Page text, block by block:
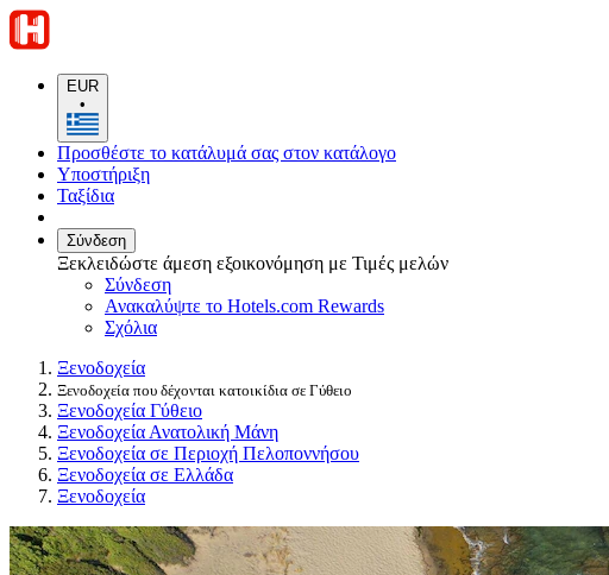
EUR
•
Προσθέστε το κατάλυμά σας στον κατάλογο
Υποστήριξη
Ταξίδια
Σύνδεση
Ξεκλειδώστε άμεση εξοικονόμηση με Τιμές μελών
Σύνδεση
Ανακαλύψτε το Hotels.com Rewards
Σχόλια
Ξενοδοχεία
Ξενοδοχεία που δέχονται κατοικίδια σε Γύθειο
Ξενοδοχεία Γύθειο
Ξενοδοχεία Ανατολική Μάνη
Ξενοδοχεία σε Περιοχή Πελοποννήσου
Ξενοδοχεία σε Ελλάδα
Ξενοδοχεία